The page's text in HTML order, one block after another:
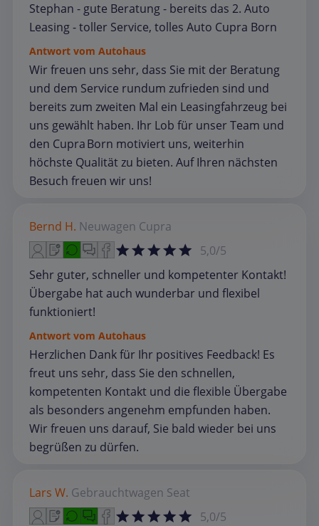
Stephan - gute Beratung - bereits das 2. Auto
Leasing - toller Service, tolles Auto Cupra Born
Antwort vom Autohaus
Wir freuen uns sehr, dass Sie mit der Beratung
und dem Service rundum zufrieden sind und
bereits zum zweiten Mal ein Leasingfahrzeug bei
uns gewählt haben. Ihr Lob für unser Team und
den Cupra Born motiviert uns, weiterhin
höchste Qualität zu bieten. Auf Ihren nächsten
Besuch freuen wir uns!
Bernd H. Neuwagen Cupra
5,0/5
Sehr guter, schneller und kompetenter Kontakt!
Übergabe hat auch wunderbar und flexibel
funktioniert!
Antwort vom Autohaus
Herzlichen Dank für Ihr positives Feedback! Es
freut uns sehr, dass Sie den schnellen,
kompetenten Kontakt und die flexible Übergabe
als besonders angenehm empfunden haben.
Wir freuen uns darauf, Sie bald wieder bei uns
begrüßen zu dürfen.
Lars W. Gebrauchtwagen Seat
5,0/5